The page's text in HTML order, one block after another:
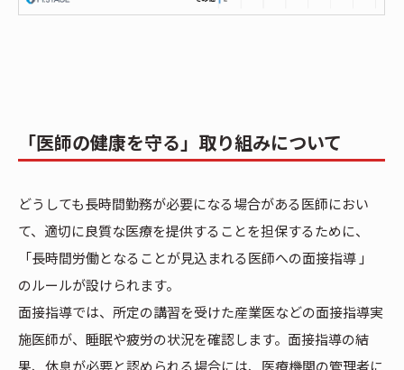
「医師の健康を守る」取り組みについて
どうしても長時間勤務が必要になる場合がある医師におい
て、適切に良質な医療を提供することを担保するために、
「長時間労働となることが見込まれる医師への面接指導 」
のルールが設けられます。
面接指導では、所定の講習を受けた産業医などの面接指導実
施医師が、睡眠や疲労の状況を確認します。面接指導の結
果、休息が必要と認められる場合には、医療機関の管理者に